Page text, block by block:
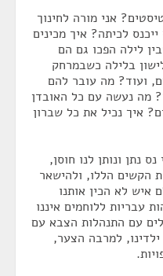
של 8 ילדים אוטיסטים? אני מורה לחינוך
לכיתה? איך מכינים
לילה הפכו גם הם
בלילה כשבמרחק
ועוד? מה עובר להם
מה נעשה עם כל האובדן
איך נכיל את כל שברון
נתן ונותן לנו חוסן,
הקשים הללו, ולהישאר
איש לא הכין אותנו
עבריות ללוחמים איננו
עם התנהלות הצבא עם
ילדינו, למרבה הצער,